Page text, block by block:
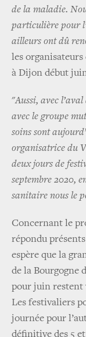
de la maladie.
particulière pour
ailleurs ont dû
les
à Dijon début
"Aussi, avec
avec le groupe
soins sont
organisatrice du
deux jours de
septembre 2020,
sanitaire nous le
Concernant le
répondu
espère que la
de la Bourgogne
pour juin restent
Les festivaliers
journée pour
définitive des 5